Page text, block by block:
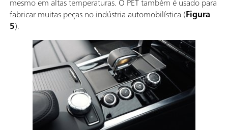
fabricar muitas peças no indústria automobilística (Figura
5).